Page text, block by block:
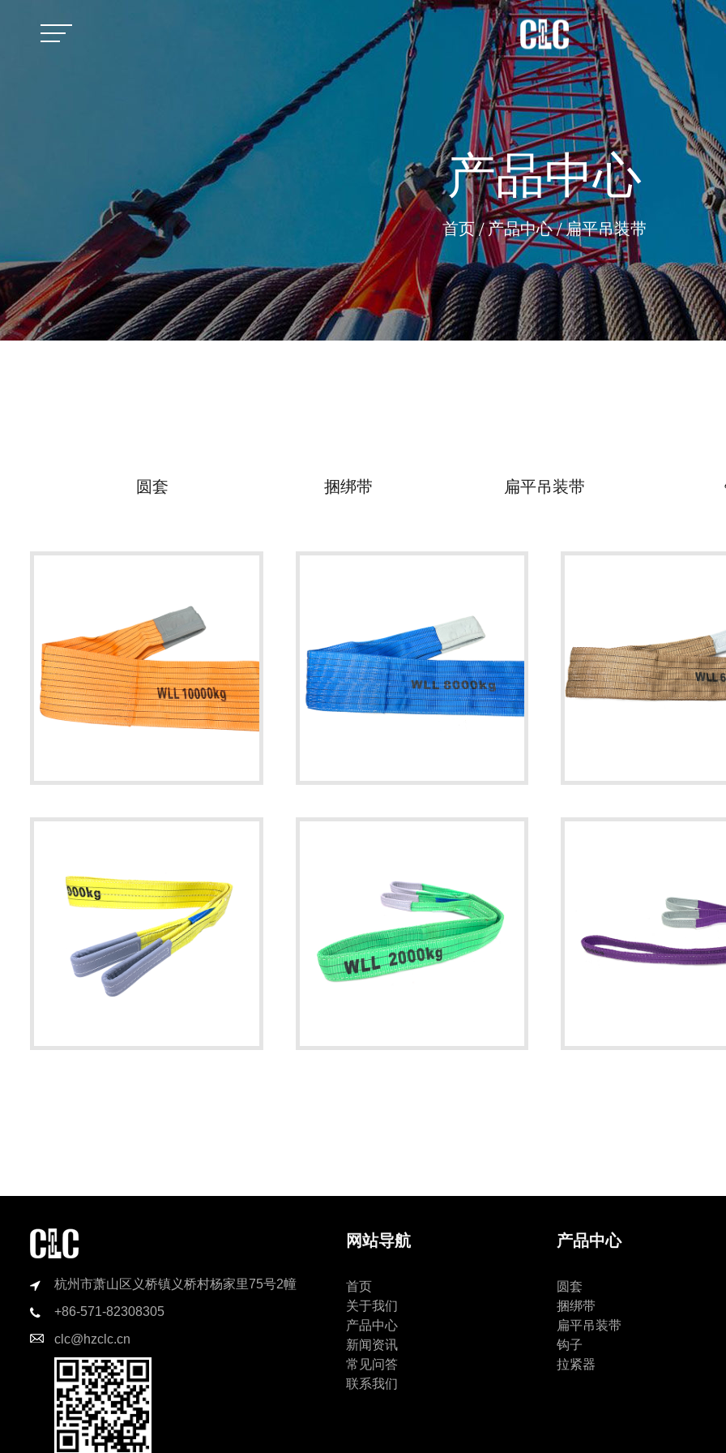
产品中心
首页/产品中心/扁平吊装带
圆套 捆绑带 扁平吊装带
杭州市萧山区义桥镇义桥村杨家里75号2幢
+86-571-82308305
clc@hzclc.cn
网站导航
首页
关于我们
产品中心
新闻资讯
常见问答
联系我们
产品中心
圆套
捆绑带
扁平吊装带
钩子
拉紧器